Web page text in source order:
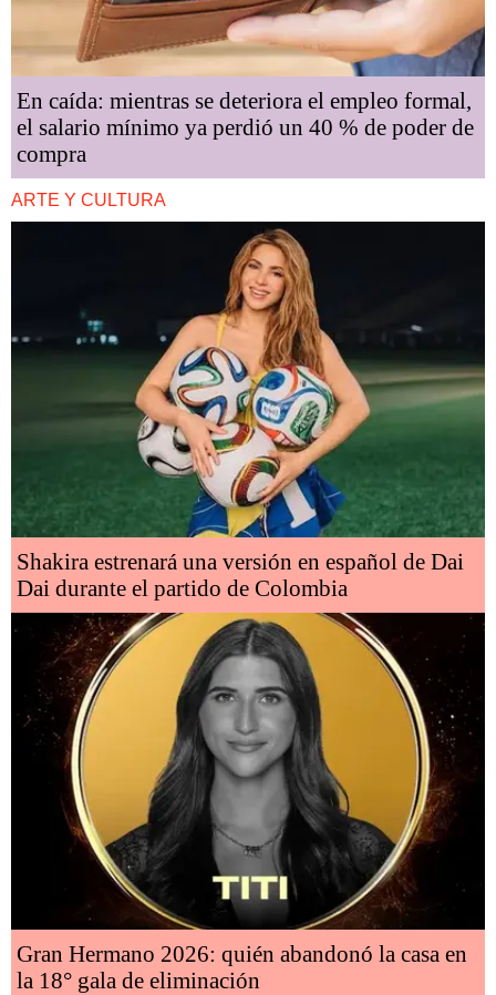
En caída: mientras se deteriora el empleo formal,
el salario mínimo ya perdió un 40 % de poder de
compra
ARTE Y CULTURA
Shakira estrenará una versión en español de Dai
Dai durante el partido de Colombia
Gran Hermano 2026: quién abandonó la casa en
la 18° gala de eliminación